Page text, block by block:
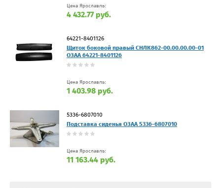
Цена Ярославль:
4 432.77 руб.
64221-8401126
Щиток боковой правый СНЛК862-00.00.00.00-01
ОЗАА 64221-8401126
Цена Ярославль:
1 403.98 руб.
5336-6807010
Подставка сиденья ОЗАА 5336-6807010
Цена Ярославль:
11 163.44 руб.